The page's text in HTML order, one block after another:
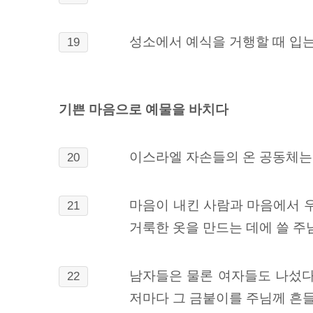
19 성소에서 예식을 거행할 때 입
기쁜 마음으로 예물을 바치다
20 이스라엘 자손들의 온 공동체
21 마음이 내킨 사람과 마음에서
거룩한 옷을 만드는 데에 쓸 주
22
남자들은 물론 여자들도 나섰
저마다 그 금붙이를 주님께 흔